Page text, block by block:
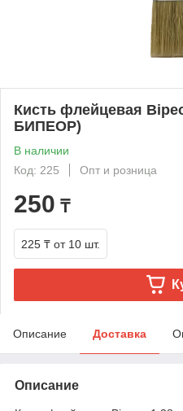
Кисть флейцевая
БИПЕОР)
В наличии
Код: 225
Опт и розница
250 ₸
225 ₸ от 10 шт.
Описание Доставка
Описание